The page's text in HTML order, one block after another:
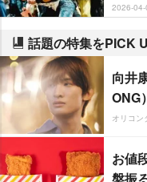
2026-04-
話題の特集をPICK
向井
ONG
オリコン
お値
盤振